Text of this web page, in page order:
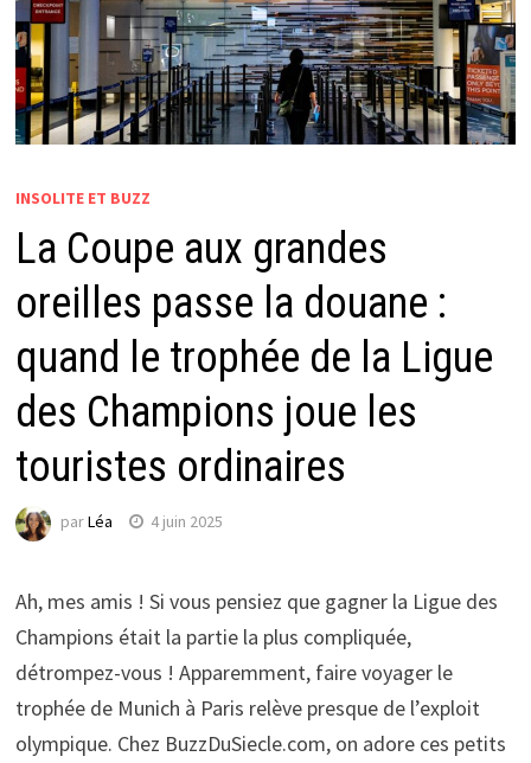
INSOLITE ET BUZZ
La Coupe aux grandes
oreilles passe la douane :
quand le trophée de la Ligue
des Champions joue les
touristes ordinaires
parLéa 4 juin 2025
Ah, mes amis ! Si vous pensiez que gagner la Ligue des
Champions était la partie la plus compliquée,
détrompez-vous ! Apparemment, faire voyager le
trophée de Munich à Paris relève presque de l’exploit
olympique. Chez BuzzDuSiecle.com, on adore ces petits